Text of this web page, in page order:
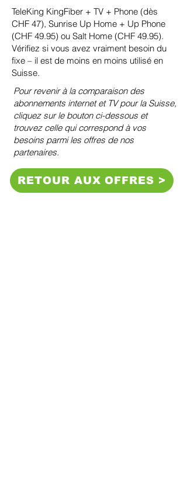
TeleKing KingFiber + TV + Phone (dès
CHF 47), Sunrise Up Home + Up Phone
(CHF 49.95) ou Salt Home (CHF 49.95).
Vérifiez si vous avez vraiment besoin du
fixe – il est de moins en moins utilisé en
Suisse.
Pour revenir à la comparaison des
abonnements internet et TV pour la Suisse,
cliquez sur le bouton ci-dessous et
trouvez celle qui correspond à vos
besoins parmi les offres de nos
partenaires.
RETOUR AUX OFFRES >